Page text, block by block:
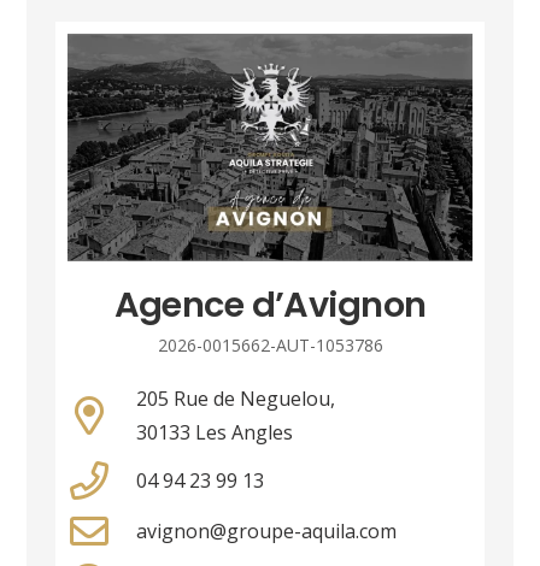
Agence d’Avignon
2026-0015662-AUT-1053786
205 Rue de Neguelou,
30133 Les Angles
04 94 23 99 13
avignon@groupe-aquila.com